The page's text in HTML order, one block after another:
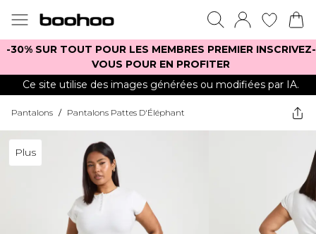
-30% SUR TOUT POUR LES MEMBRES PREMIER INSCRIVEZ-
VOUS POUR EN PROFITER
Ce site utilise des images générées ou modifiées par IA.
Pantalons / Pantalons Pattes D'Éléphant
Plus